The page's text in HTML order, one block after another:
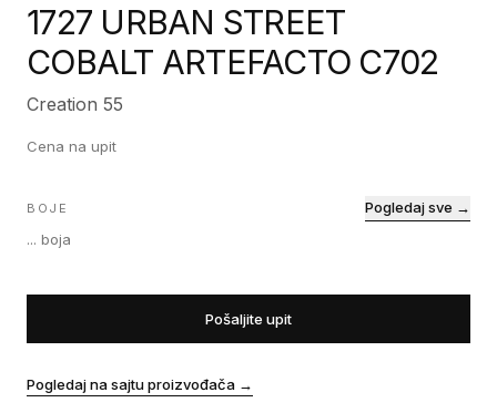
1727 URBAN STREET
COBALT ARTEFACTO C702
Creation 55
Cena na upit
BOJE
... boja
Pogledaj sve →
Pošaljite upit
Pogledaj na sajtu proizvođača →